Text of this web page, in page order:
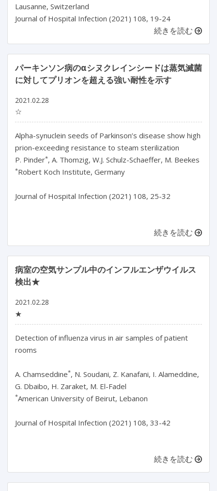
Lausanne, Switzerland
Journal of Hospital Infection (2021) 108, 19-24
続きを読む
パーキンソン病のαシヌクレインシードは蒸気滅菌
に対してプリオンを超える強い耐性を示す
2021.02.28
☆
Alpha-synuclein seeds of Parkinson’s disease show high
prion-exceeding resistance to steam sterilization
P. Pinder*, A. Thomzig, W.J. Schulz-Schaeffer, M. Beekes
*Robert Koch Institute, Germany
Journal of Hospital Infection (2021) 108, 25-32
続きを読む
病室の空気サンプル中のインフルエンザウイルス
検出★
2021.02.28
★
Detection of influenza virus in air samples of patient
rooms
A. Chamseddine*, N. Soudani, Z. Kanafani, I. Alameddine,
G. Dbaibo, H. Zaraket, M. El-Fadel
*American University of Beirut, Lebanon
Journal of Hospital Infection (2021) 108, 33-42
続きを読む